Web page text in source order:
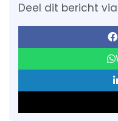
Deel dit bericht